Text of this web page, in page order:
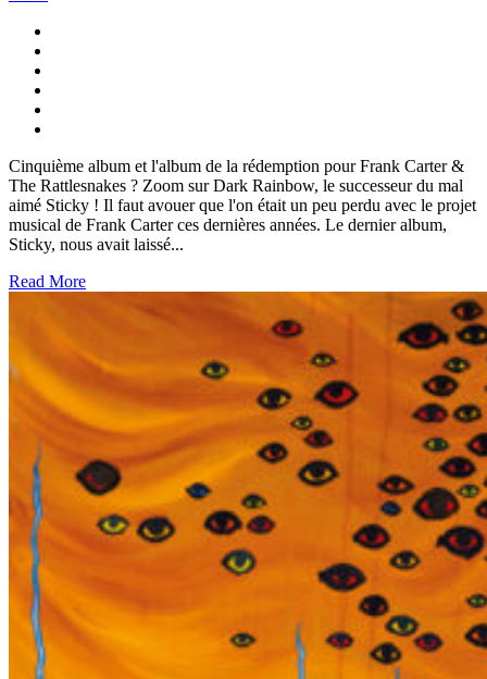
Cinquième album et l'album de la rédemption pour Frank Carter &
The Rattlesnakes ? Zoom sur Dark Rainbow, le successeur du mal
aimé Sticky ! Il faut avouer que l'on était un peu perdu avec le projet
musical de Frank Carter ces dernières années. Le dernier album,
Sticky, nous avait laissé...
Read More